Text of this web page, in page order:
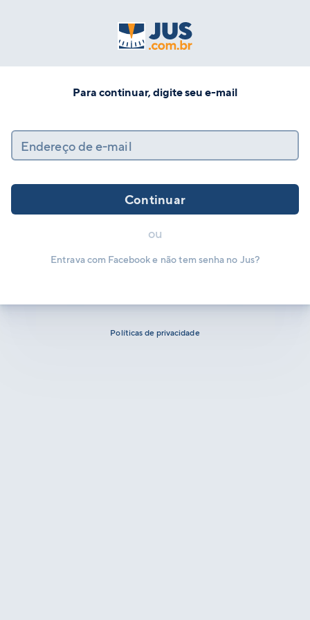
Para continuar, digite seu e-mail
Endereço de e-mail
Continuar
ou
Entrava com Facebook e não tem senha no Jus?
Políticas de privacidade